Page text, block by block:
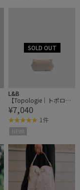
L&B
【Topologie｜トポロジ
ー】Wares Bags Mini Bott
le Sacoche ミニボトルサ
コッシュ
¥7,040
1件
NEW!